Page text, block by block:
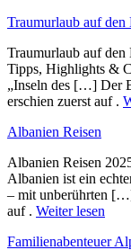
Traumurlaub auf den
Traumurlaub auf
Tipps, Highlights &
„Inseln des […] Der
erschien zuerst auf .
Albanien Reisen
Albanien Reisen
Albanien ist ein
– mit unberührten
auf . Weiter lesen
Familienabenteuer